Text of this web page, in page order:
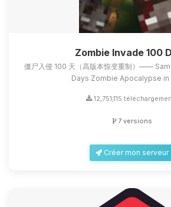
Zombie Invade 100
僵尸入侵 100 天（高版本惊变重制）——
Days Zombie Apocalypse in
12,751,115
7 versions
Créer mon serveur